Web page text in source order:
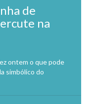
de
na
ontem o que pode
simbólico do